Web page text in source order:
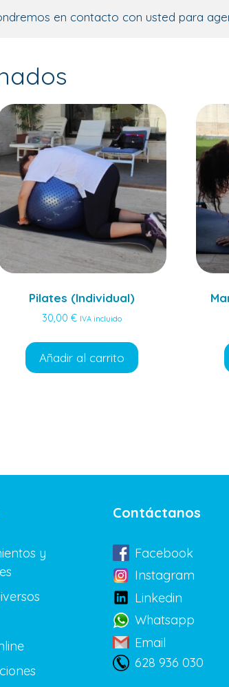
en contacto con usted para
Pilates (Individual)
30,00 € IVA incluido
Añadir al carrito
y
Contáctanos
Facebook
Instagram
Linkedin
Whatsapp
Email
628 936 030